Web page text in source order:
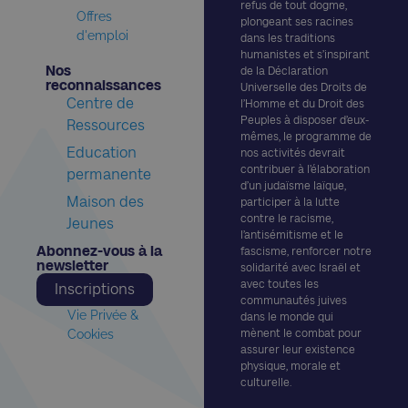
refus de tout dogme,
plongeant ses racines
dans les traditions
humanistes et s’inspirant
de la Déclaration
Universelle des Droits de
l’Homme et du Droit des
Peuples à disposer d’eux-
mêmes, le programme de
nos activités devrait
contribuer à l’élaboration
d’un judaïsme laïque,
participer à la lutte
contre le racisme,
l’antisémitisme et le
fascisme, renforcer notre
solidarité avec Israël et
avec toutes les
communautés juives
dans le monde qui
mènent le combat pour
assurer leur existence
physique, morale et
culturelle.
Offres
d'emploi
Nos
reconnaissances​
Centre de
Ressources
Education
permanente
Maison des
Jeunes
Abonnez-vous à la
newsletter​
Inscriptions
Vie Privée &
Cookies